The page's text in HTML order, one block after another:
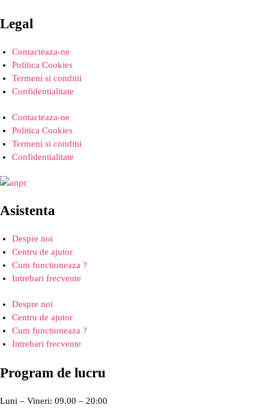
Legal
Contacteaza-ne
Politica Cookies
Termeni si conditii
Confidentialitate
Contacteaza-ne
Politica Cookies
Termeni si conditii
Confidentialitate
Asistenta
Despre noi
Centru de ajutor
Cum functioneaza ?
Intrebari frecvente
Despre noi
Centru de ajutor
Cum functioneaza ?
Intrebari frecvente
Program de lucru
Luni – Vineri: 09.00 – 20:00